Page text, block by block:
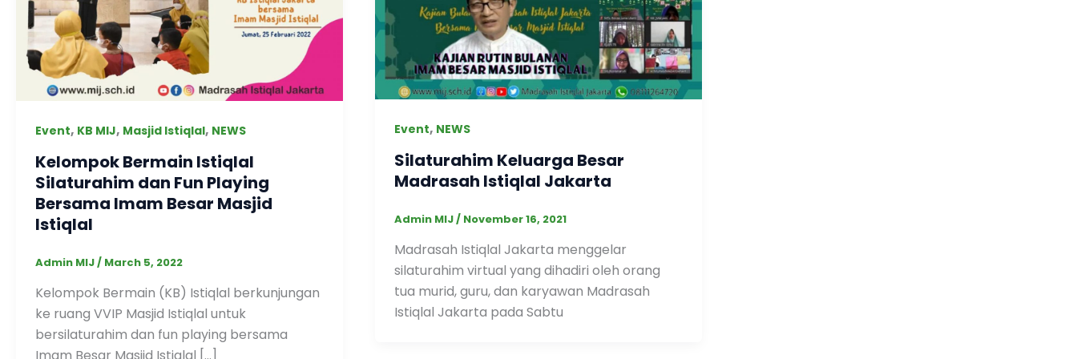
Event, KB MIJ, Masjid Istiqlal, NEWS
Kelompok Bermain Istiqlal
Silaturahim dan Fun Playing
Bersama Imam Besar Masjid
Istiqlal
Admin MIJ/ March 5, 2022
Kelompok Bermain (KB) Istiqlal berkunjungan
ke ruang VVIP Masjid Istiqlal untuk
bersilaturahim dan fun playing bersama
Imam Besar Masjid Istiqlal […]
Event, NEWS
Silaturahim Keluarga Besar
Madrasah Istiqlal Jakarta
Admin MIJ/ November 16, 2021
Madrasah Istiqlal Jakarta menggelar
silaturahim virtual yang dihadiri oleh orang
tua murid, guru, dan karyawan Madrasah
Istiqlal Jakarta pada Sabtu